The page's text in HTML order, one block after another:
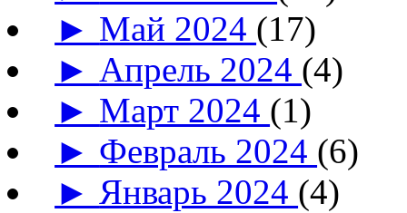
► Май 2024 (17)
► Апрель 2024 (4)
► Март 2024 (1)
► Февраль 2024 (6)
► Январь 2024 (4)